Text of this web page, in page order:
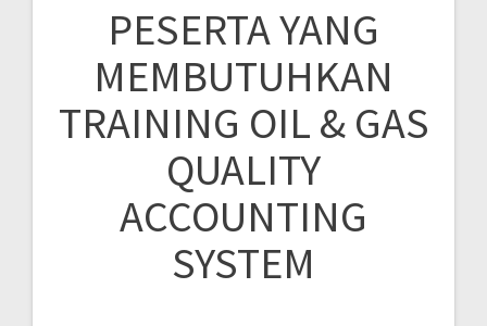
PESERTA YANG
MEMBUTUHKAN
TRAINING OIL & GAS
QUALITY
ACCOUNTING
SYSTEM